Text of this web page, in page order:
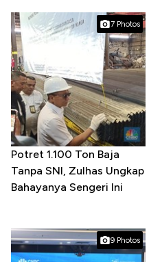
7 Photos
Potret 1.100 Ton Baja
Tanpa SNI, Zulhas Ungkap
Bahayanya Sengeri Ini
9 Photos